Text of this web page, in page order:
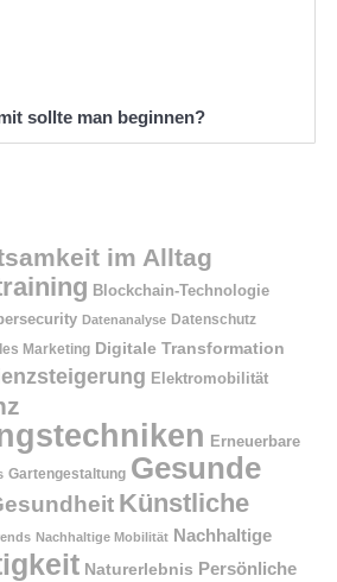
sollte man beginnen?
im Alltag
Blockchain-Technologie
Datenanalyse Datenschutz
Marketing Digitale Transformation
Elektromobilität
Erneuerbare
Gartengestaltung Gesunde
Künstliche
Nachhaltige Mobilität Nachhaltige
Naturerlebnis Persönliche